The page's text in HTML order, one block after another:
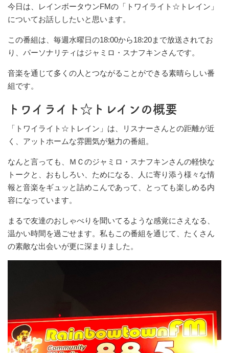
今日は、レインボータウンFMの「トワイライト☆トレイン」
についてお話ししたいと思います。
この番組は、毎週水曜日の18:00から18:20まで放送されてお
り、パーソナリティはジャミロ・スナフキンさんです。
音楽を通じて多くの人とつながることができる素晴らしい番
組です。
トワイライト☆トレインの概要
「トワイライト☆トレイン」は、リスナーさんとの距離が近
く、アットホームな雰囲気が魅力の番組。
なんと言っても、ＭＣのジャミロ・スナフキンさんの軽快な
トークと、おもしろい、ためになる、人に寄り添う様々な情
報と音楽をギュッと詰めこんであって、とっても楽しめる内
容になっています。
まるで友達のおしゃべりを聞いてるような感覚にさえなる、
温かい時間を過ごせます。私もこの番組を通じて、たくさん
の素敵な出会いが更に深まりました。